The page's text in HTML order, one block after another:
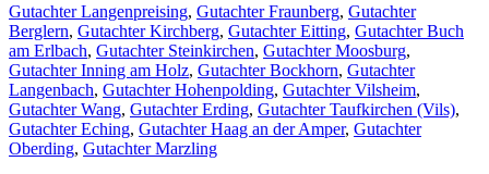
Gutachter Langenpreising, Gutachter Fraunberg, Gutachter
Berglern, Gutachter Kirchberg, Gutachter Eitting, Gutachter Buch
am Erlbach, Gutachter Steinkirchen, Gutachter Moosburg,
Gutachter Inning am Holz, Gutachter Bockhorn, Gutachter
Langenbach, Gutachter Hohenpolding, Gutachter Vilsheim,
Gutachter Wang, Gutachter Erding, Gutachter Taufkirchen (Vils),
Gutachter Eching, Gutachter Haag an der Amper, Gutachter
Oberding, Gutachter Marzling